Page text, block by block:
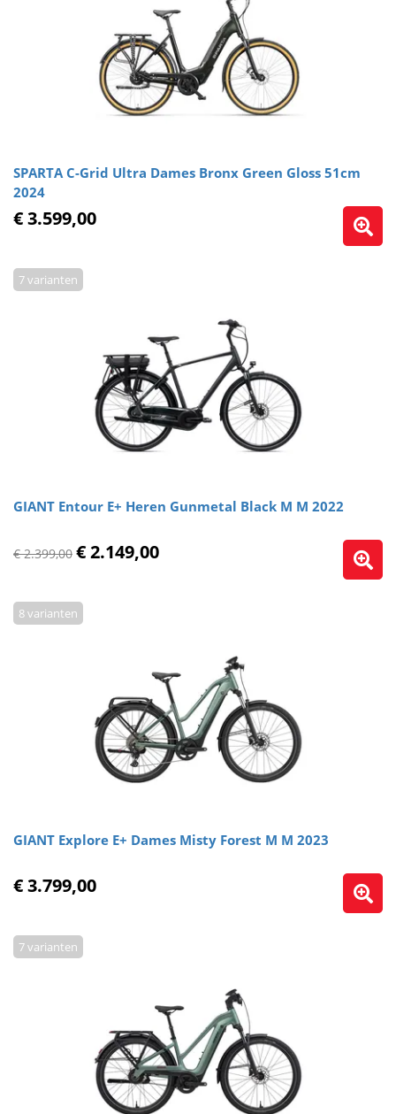
SPARTA C-Grid Ultra Dames Bronx Green Gloss 51cm
2024
€ 3.599,00
GIANT Entour E+ Heren Gunmetal Black M M 2022
7 varianten
€ 2.399,00 € 2.149,00
GIANT Explore E+ Dames Misty Forest M M 2023
8 varianten
€ 3.799,00
7 varianten